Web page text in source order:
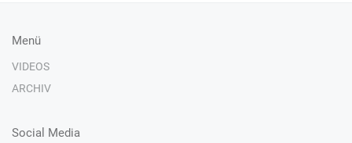
Menü
VIDEOS
ARCHIV
Social Media